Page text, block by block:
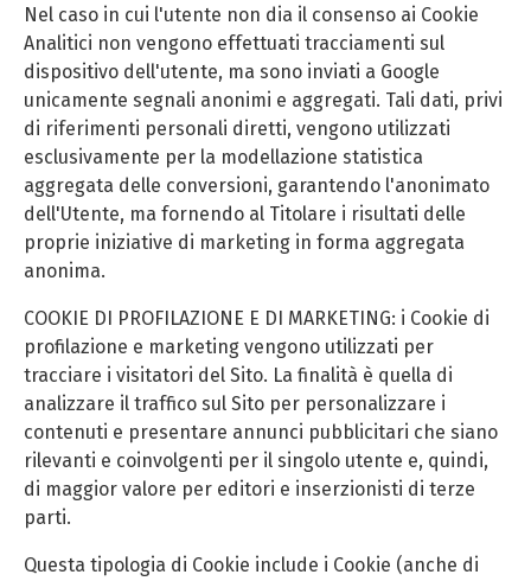
Nel caso in cui l'utente non dia il consenso ai Cookie
Analitici non vengono effettuati tracciamenti sul
dispositivo dell'utente, ma sono inviati a Google
unicamente segnali anonimi e aggregati. Tali dati, privi
di riferimenti personali diretti, vengono utilizzati
esclusivamente per la modellazione statistica
aggregata delle conversioni, garantendo l'anonimato
dell'Utente, ma fornendo al Titolare i risultati delle
proprie iniziative di marketing in forma aggregata
anonima.
COOKIE DI PROFILAZIONE E DI MARKETING: i Cookie di
profilazione e marketing vengono utilizzati per
tracciare i visitatori del Sito. La finalità è quella di
analizzare il traffico sul Sito per personalizzare i
contenuti e presentare annunci pubblicitari che siano
rilevanti e coinvolgenti per il singolo utente e, quindi,
di maggior valore per editori e inserzionisti di terze
parti.
Questa tipologia di Cookie include i Cookie (anche di